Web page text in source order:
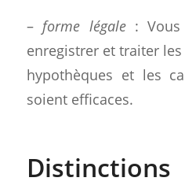
– forme légale: Vous
enregistrer et traiter
hypothèques et les
soient efficaces.